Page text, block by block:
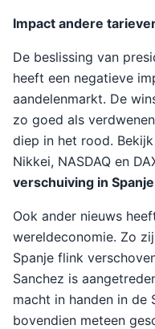
Impact andere
De beslissing van
heeft een negatieve
aandelenmarkt. De
zo goed als
diep in het rood.
Nikkei, NASDAQ en
verschuiving in Spanje
Ook ander nieuws
wereldeconomie. Zo
Spanje flink
Sanchez is
macht in handen in de
bovendien meteen